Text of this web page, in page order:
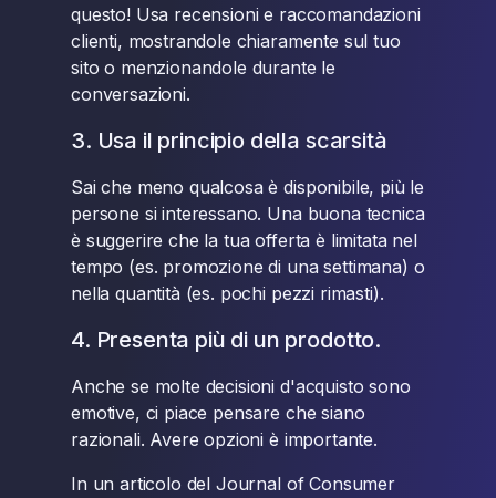
questo! Usa recensioni e raccomandazioni
clienti, mostrandole chiaramente sul tuo
sito o menzionandole durante le
conversazioni.
3. Usa il principio della scarsità
Sai che meno qualcosa è disponibile, più le
persone si interessano. Una buona tecnica
è suggerire che la tua offerta è limitata nel
tempo (es. promozione di una settimana) o
nella quantità (es. pochi pezzi rimasti).
4. Presenta più di un prodotto.
Anche se molte decisioni d'acquisto sono
emotive, ci piace pensare che siano
razionali. Avere opzioni è importante.
In un articolo del Journal of Consumer